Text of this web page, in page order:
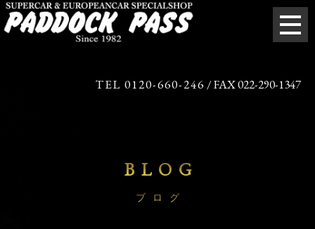
TEL 0120-660-246 / FAX 022-290-1347
BLOG
ブログ